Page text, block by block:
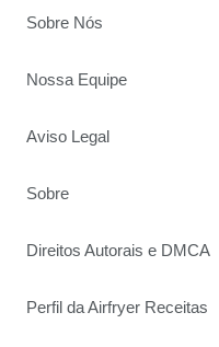
Sobre Nós
Nossa Equipe
Aviso Legal
Sobre
Direitos Autorais e DMCA
Perfil da Airfryer Receitas